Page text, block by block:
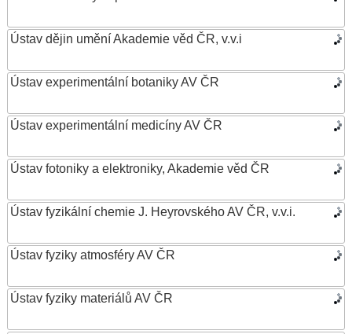
Ústav dějin umění Akademie věd ČR, v.v.i
Ústav experimentální botaniky AV ČR
Ústav experimentální medicíny AV ČR
Ústav fotoniky a elektroniky, Akademie věd ČR
Ústav fyzikální chemie J. Heyrovského AV ČR, v.v.i.
Ústav fyziky atmosféry AV ČR
Ústav fyziky materiálů AV ČR